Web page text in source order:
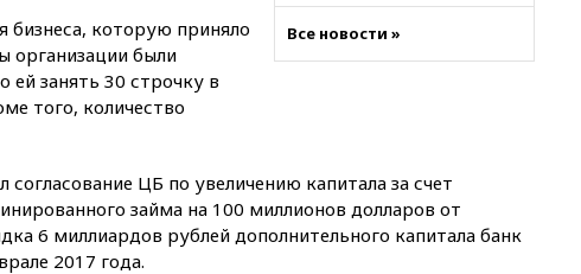
Бэтмена» показала лицо
после последней операции
разгромил «Оренбург» в
Кубке России
Все новости »
бизнеса, которую приняло
организации были
ей занять 30 строчку в
того, количество
согласование ЦБ по увеличению капитала за счет
займа на 100 миллионов долларов от
6 миллиардов рублей дополнительного капитала банк
2017 года.